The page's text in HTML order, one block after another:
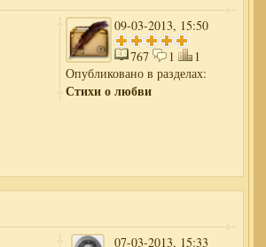
09-03-2013, 15:50
767
1
1
Опубликовано в разделах:
Стихи о любви
07-03-2013, 15:33